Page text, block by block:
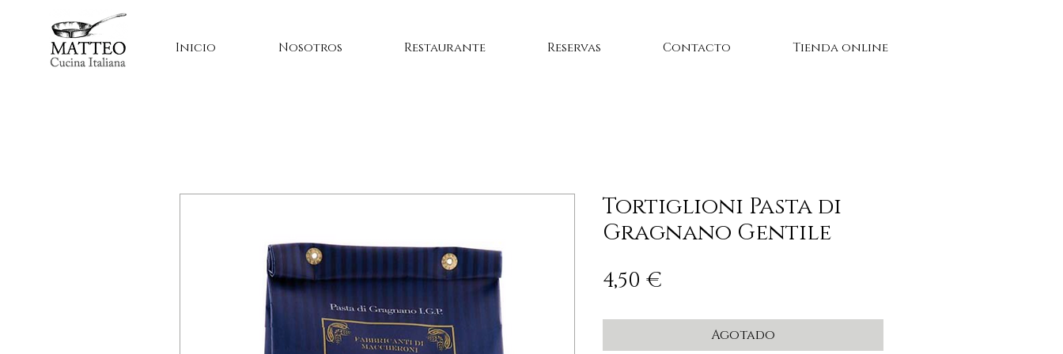
Inicio Nosotros Restaurante Reservas Contacto Tienda online
Tortiglioni Pasta di
Gragnano Gentile
4,50 €
Agotado